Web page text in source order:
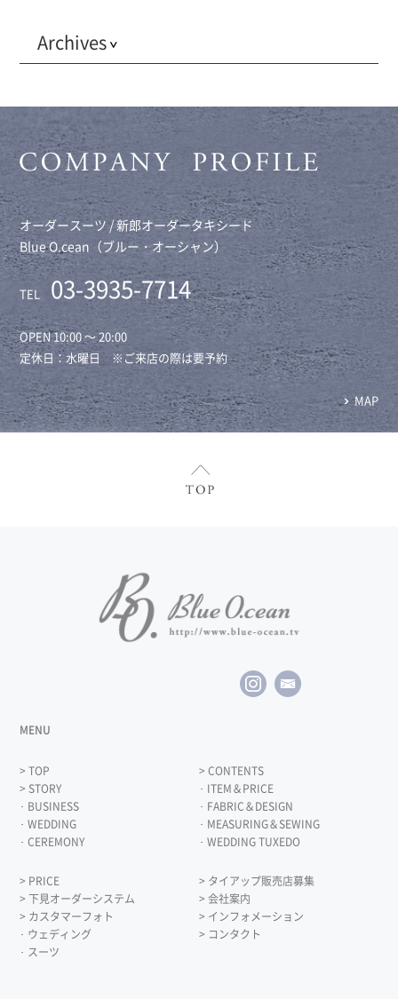
Archives
オーダースーツ / 新郎オーダータキシード
Blue O.cean（ブルー・オーシャン）
TEL 03-3935-7714
OPEN 10:00 ～ 20:00
定休日：水曜日 ※ご来店の際は要予約
MAP
MENU
> TOP
> STORY
･ BUSINESS
･ WEDDING
･ CEREMONY
> CONTENTS
･ ITEM＆PRICE
･ FABRIC＆DESIGN
･ MEASURING＆SEWING
･ WEDDING TUXEDO
> PRICE
> 下見オーダーシステム
> カスタマーフォト
･ ウェディング
･ スーツ
> タイアップ販売店募集
> 会社案内
> インフォメーション
> コンタクト